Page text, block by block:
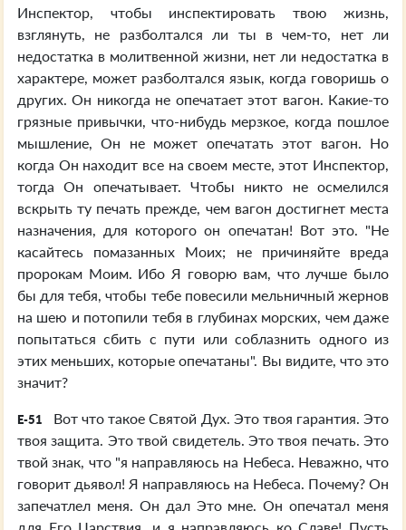
Инспектор, чтобы инспектировать твою жизнь,
взглянуть, не разболтался ли ты в чем-то, нет ли
недостатка в молитвенной жизни, нет ли недостатка в
характере, может разболтался язык, когда говоришь о
других. Он никогда не опечатает этот вагон. Какие-то
грязные привычки, что-нибудь мерзкое, когда пошлое
мышление, Он не может опечатать этот вагон. Но
когда Он находит все на своем месте, этот Инспектор,
тогда Он опечатывает. Чтобы никто не осмелился
вскрыть ту печать прежде, чем вагон достигнет места
назначения, для которого он опечатан! Вот это. "Не
касайтесь помазанных Моих; не причиняйте вреда
пророкам Моим. Ибо Я говорю вам, что лучше было
бы для тебя, чтобы тебе повесили мельничный жернов
на шею и потопили тебя в глубинах морских, чем даже
попытаться сбить с пути или соблазнить одного из
этих меньших, которые опечатаны". Вы видите, что это
значит?
E-51
Вот что такое Святой Дух. Это твоя гарантия. Это
твоя защита. Это твой свидетель. Это твоя печать. Это
твой знак, что "я направляюсь на Небеса. Неважно, что
говорит дьявол! Я направляюсь на Небеса. Почему? Он
запечатлел меня. Он дал Это мне. Он опечатал меня